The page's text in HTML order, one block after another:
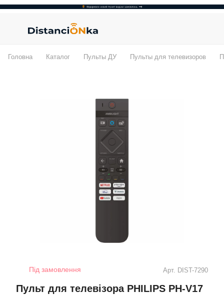
Головна Каталог Пульты ДУ Пульты для телевизоров
Під замовлення Арт. DIST-7290
Пульт для телевізора PHILIPS PH-V17